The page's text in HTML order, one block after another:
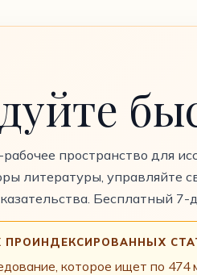
пространство для
литературы, управляйте
Бесплатный
ПРОИНДЕКСИРОВАННЫХ
которое ищет по